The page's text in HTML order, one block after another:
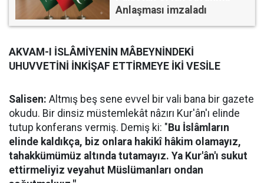
Anlaşması imzaladı
AKVAM-I İSLÂMİYENİN MÂBEYNİNDEKİ
UHUVVETİNİ İNKİŞAF ETTİRMEYE İKİ VESİLE
Salisen: Altmış beş sene evvel bir vali bana bir gazete
okudu. Bir dinsiz müstemlekât nâzırı Kur'ân'ı elinde
tutup konferans vermiş. Demiş ki: " Bu İslâmların
elinde kaldıkça, biz onlara hakikî hâkim olamayız,
tahakkümümüz altında tutamayız. Ya Kur'ân'ı sukut
ettirmeliyiz veyahut Müslümanları ondan